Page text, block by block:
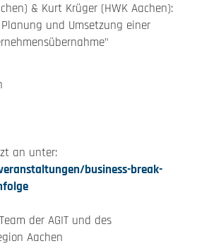
& Kurt Krüger (HWK Aachen):
und Umsetzung einer
an unter:
business-break-
der AGIT und des
Aachen